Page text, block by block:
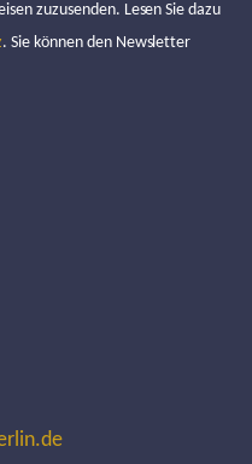
zuzusenden. Lesen Sie dazu
. Sie können den Newsletter